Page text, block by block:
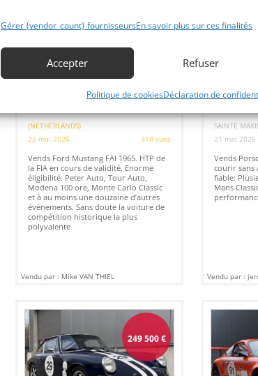
Gérer {vendor_count} fournisseursEn savoir plus sur ces finalités
Accepter Refuser
Politique de cookiesDéclaration de
19
(NETHERLANDS)
22 mai 2026
318 vues
Vends Ford Mustang FAI 1965. HTP de
la FIA en cours de validité. Enorme
éligibilité: Peter Auto, Tour Auto,
Modena 100 ore, Monte Carlo Classic
et à au moins une douzaine d’autres
événements. Sans doute la voiture de
compétition historique la plus
polyvalente
Vendu par : Mike VAN THIEL
SAINTE
21 mai 2026
Vends
courir sans
fiable:
Mans
Vendu par :
249 500€